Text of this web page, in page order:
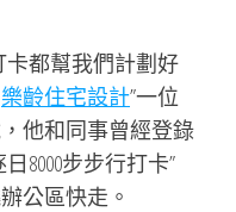
卡都幫我們計劃好
樂齡住宅設計”一位
他和同事曾經登錄
8000步步行打卡”
公區快走。